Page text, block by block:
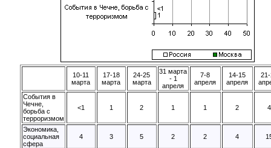
10-11
марта
17-18
марта
24-25
марта
31 марта
- 1
апреля
7-8
апреля
14-15
апреля
События в
Чечне,
борьба с
терроризмом
<1 1 2 1 1 2 4
Экономика,
социальная
сфера
4 3 5 2 2 4